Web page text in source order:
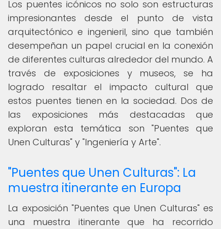
Los puentes icónicos no solo son estructuras
impresionantes desde el punto de vista
arquitectónico e ingenieril, sino que también
desempeñan un papel crucial en la conexión
de diferentes culturas alrededor del mundo. A
través de exposiciones y museos, se ha
logrado resaltar el impacto cultural que
estos puentes tienen en la sociedad. Dos de
las exposiciones más destacadas que
exploran esta temática son "Puentes que
Unen Culturas" y "Ingeniería y Arte".
"Puentes que Unen Culturas": La
muestra itinerante en Europa
La exposición "Puentes que Unen Culturas" es
una muestra itinerante que ha recorrido